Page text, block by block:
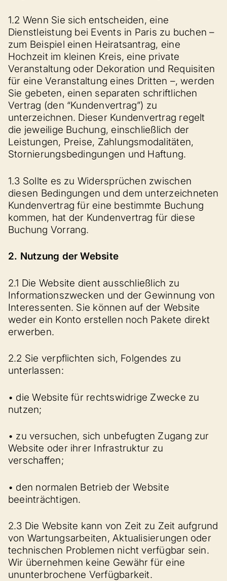
1.2 Wenn Sie sich entscheiden, eine
Dienstleistung bei Events in Paris zu buchen –
zum Beispiel einen Heiratsantrag, eine
Hochzeit im kleinen Kreis, eine private
Veranstaltung oder Dekoration und Requisiten
für eine Veranstaltung eines Dritten –, werden
Sie gebeten, einen separaten schriftlichen
Vertrag (den “Kundenvertrag”) zu
unterzeichnen. Dieser Kundenvertrag regelt
die jeweilige Buchung, einschließlich der
Leistungen, Preise, Zahlungsmodalitäten,
Stornierungsbedingungen und Haftung.
1.3 Sollte es zu Widersprüchen zwischen
diesen Bedingungen und dem unterzeichneten
Kundenvertrag für eine bestimmte Buchung
kommen, hat der Kundenvertrag für diese
Buchung Vorrang.
2. Nutzung der Website
2.1 Die Website dient ausschließlich zu
Informationszwecken und der Gewinnung von
Interessenten. Sie können auf der Website
weder ein Konto erstellen noch Pakete direkt
erwerben.
2.2 Sie verpflichten sich, Folgendes zu
unterlassen:
• die Website für rechtswidrige Zwecke zu
nutzen;
• zu versuchen, sich unbefugten Zugang zur
Website oder ihrer Infrastruktur zu
verschaffen;
• den normalen Betrieb der Website
beeinträchtigen.
2.3 Die Website kann von Zeit zu Zeit aufgrund
von Wartungsarbeiten, Aktualisierungen oder
technischen Problemen nicht verfügbar sein.
Wir übernehmen keine Gewähr für eine
ununterbrochene Verfügbarkeit.